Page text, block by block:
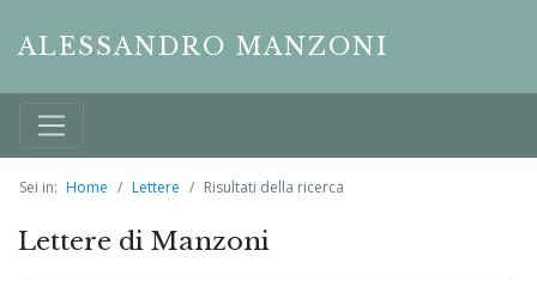
ALESSANDRO MANZONI
Sei in: Home Lettere Risultati della ricerca
Lettere di Manzoni